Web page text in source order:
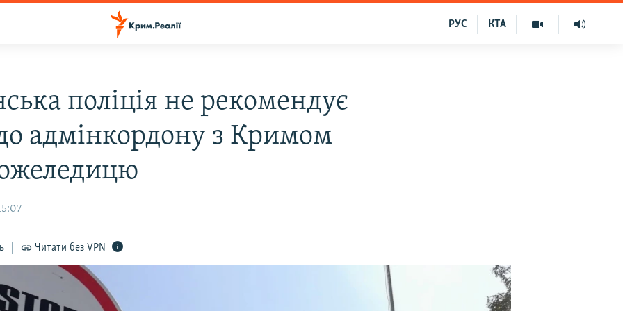
КТА
РУС
поліція не рекомендує
адмінкордону з Кримом
Читати без VPN